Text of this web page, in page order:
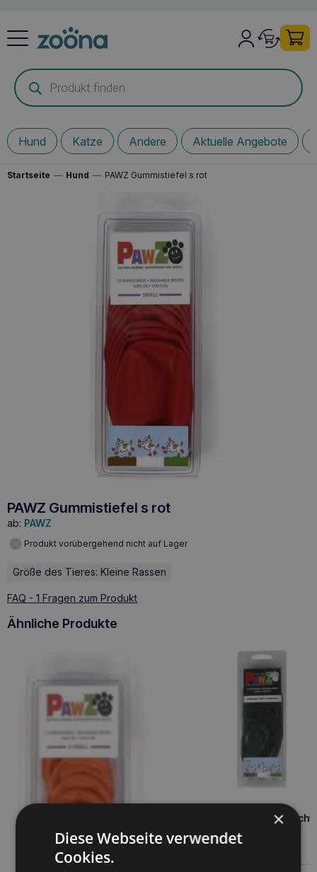
Products
search
Hund Katze Andere Aktuelle Angebote
Startseite — Hund — PAWZ Gummistiefel s rot
PAWZ Gummistiefel s rot
ab: PAWZ
Produkt vorübergehend nicht auf Lager
Größe des Tieres: Kleine Rassen
FAQ - 1 Fragen zum Produkt
Ähnliche Produkte
PAWZ Gummischuhe s
×
Diese Webseite verwendet
Cookies.